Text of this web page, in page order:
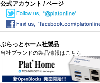
公式アカウント / ページ
ぷらっとホーム社製品
当社ブランドの製品情報はこちら